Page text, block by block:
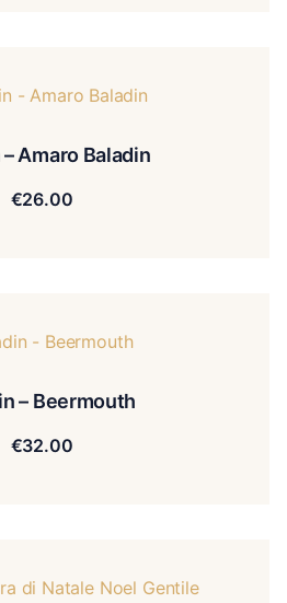
Amaro Baladin
€26.00
– Beermouth
€32.00